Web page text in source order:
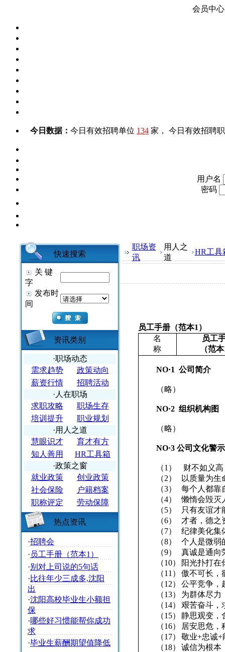
会员中心
今日数据： 今日有效招聘单位 134 家， 今日有效招聘
用户名
密码
快速搜索
关 键
字
发布时
间
资讯类别
·职场动态
需求趋势
政策动向
薪资行情
招聘活动
·人在职场
求职攻略
职场生存
培训提升
职业规划
·用人之道
慧眼识才
育才有方
知人善用
HR工具箱
·政策之窗
就业政策
创业政策
社会保险
户籍档案
职称评定
劳动保障
热点资讯
·招聘会
· 员工手册（范本1）
·别对上司说的5句话
·比往年少三成多,沈阳
出
·沈阳高校毕业生小额担
保
·哪些好习惯能帮你成功
求
·毕业生薪酬期望值降低
职场资
讯
用人之
道
HR工具
员工手册（范本1 ）
名
称
员工
（范本
NO·1 公司简介
（略）
NO·2 组织机构图
（略）
NO·3 公司文化警
（1）
财不如义
（2）
以质量为生
（3）
每个人都靠
（4）
懒惰会毁灭
（5）
只有友谊才
（6）
才者，德之
（7）
纪律美化集
（8）
个人是微弱
（9）
真诚是通向
（10）
阳光扑打在
（11）
傲不可长，
（12）
公平竞争，
（13）
为群体尽力
（14）
艰苦奋斗，
（15）
静思观变，
（16）
居安思危，
（17）
敬业+忠诚+
（18）
诚信为根本